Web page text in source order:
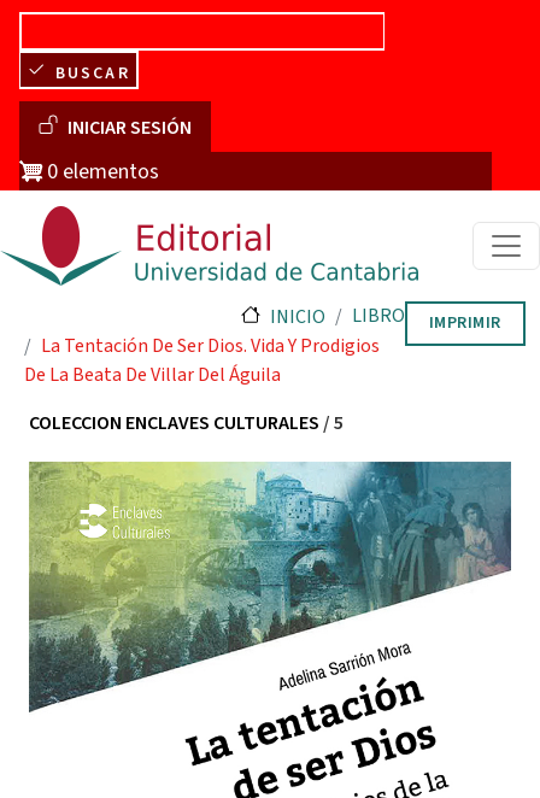
Pasar al contenido principal
BUSCAR
Menú de cuenta de usuario
INICIAR SESIÓN
0 elementos
INICIO
LIBRO
La Tentación De Ser Dios. Vida Y Prodigios
De La Beata De Villar Del Águila
IMPRIMIR
COLECCION ENCLAVES CULTURALES/ 5